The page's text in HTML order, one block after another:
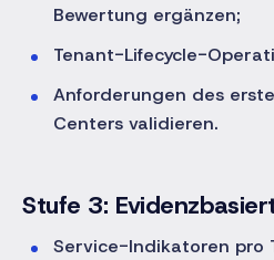
Bewertung ergänzen;
Tenant-Lifecycle-
Anforderungen des
Centers validieren.
Stufe 3:
Service-Indikatoren pro